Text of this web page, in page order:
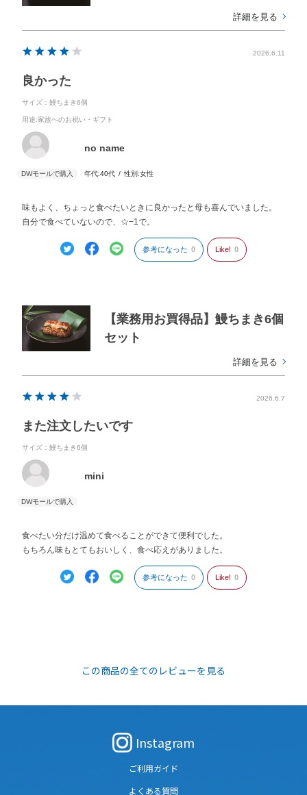
詳細を見る
2026.6.11
良かった
サイズ：鰻ちまき6個
用途:家族へのお祝い・ギフト
no name
年代:40代 性別:女性
味もよく、ちょっと食べたいときに良かったと母も喜んでいました。
自分で食べていないので、☆−1で。
参考になった 0 Like! 0
【業務用お買得品】鰻ちまき6個
セット
詳細を見る
2026.6.7
また注文したいです
サイズ：鰻ちまき6個
mini
食べたい分だけ温めて食べることができて便利でした。
もちろん味もとてもおいしく、食べ応えがありました。
参考になった 0 Like! 0
この商品の全てのレビューを見る
Instagram
ご利用ガイド
よくある質問